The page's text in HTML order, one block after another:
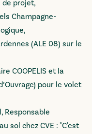
projet,
Champagne-
(ALE 08) sur le
COOPELIS et la
pour le volet
Responsable
sol chez CVE : "C'est